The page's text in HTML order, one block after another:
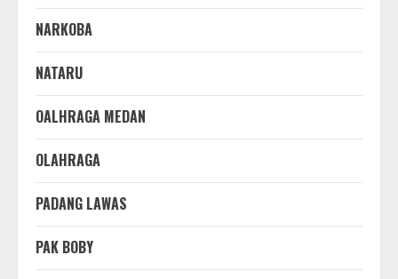
NARKOBA
NATARU
OALHRAGA MEDAN
OLAHRAGA
PADANG LAWAS
PAK BOBY